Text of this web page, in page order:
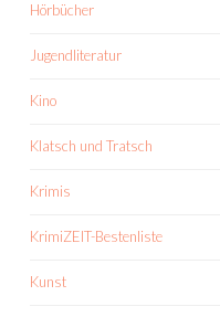
Hörbücher
Jugendliteratur
Kino
Klatsch und Tratsch
Krimis
KrimiZEIT-Bestenliste
Kunst